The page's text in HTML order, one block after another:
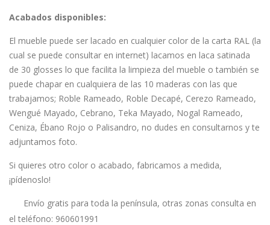
Acabados disponibles:
El mueble puede ser lacado en cualquier color de la carta RAL (la
cual se puede consultar en internet) lacamos en laca satinada
de 30 glosses lo que facilita la limpieza del mueble o también se
puede chapar en cualquiera de las 10 maderas con las que
trabajamos; Roble Rameado, Roble Decapé, Cerezo Rameado,
Wengué Mayado, Cebrano, Teka Mayado, Nogal Rameado,
Ceniza, Ébano Rojo o Palisandro, no dudes en consultarnos y te
adjuntamos foto.
Si quieres otro color o acabado, fabricamos a medida,
¡pídenoslo!
Envío gratis para toda la península, otras zonas consulta en
el teléfono: 960601991